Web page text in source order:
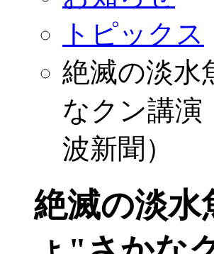
トピックス
絶滅の淡
なクン講
波新聞）
絶滅の淡